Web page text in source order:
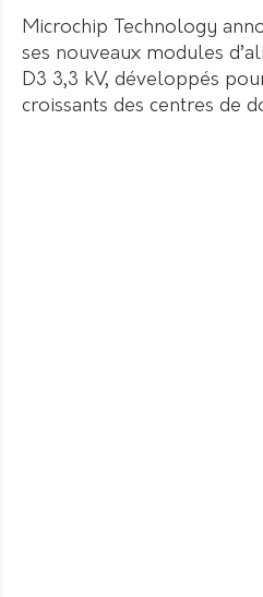
Microchip Technology
ses nouveaux modules
D3 3,3 kV, développés
croissants des centres de